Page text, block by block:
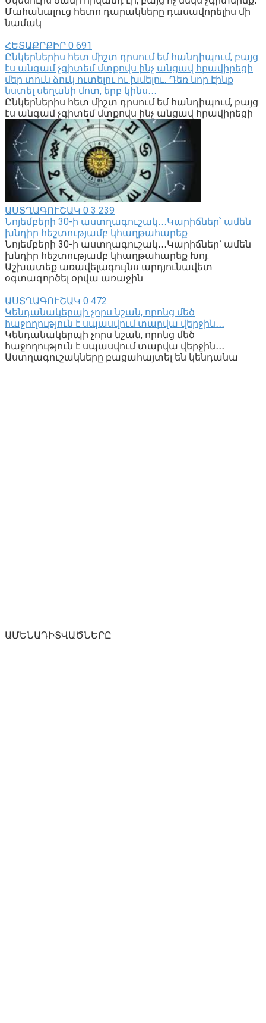
Մահանալուց հետո դարակները դասավորելիս մի
նամակ
ՀԵՏԱՔՐՔԻՐ 0 691
Ընկերներիս հետ միշտ դրսում եմ հանդիպում, բայց
էս անգամ չգիտեմ մտքովս ինչ անցավ հրավիրեցի
մեր տուն ձուկ ուտելու ու խմելու․ Դեռ նոր էինք
նստել սեղանի մոտ, երբ կինս․․․
Ընկերներիս հետ միշտ դրսում եմ հանդիպում, բայց
էս անգամ չգիտեմ մտքովս ինչ անցավ հրավիրեցի
ԱՍՏՂԱԳՈՒՇԱԿ 0 3 239
Նոյեմբերի 30-ի աստղագուշակ․․․Կարիճներ՝ ամեն
խնդիր հեշտությամբ կհաղթահարեք
Նոյեմբերի 30-ի աստղագուշակ․․․Կարիճներ՝ ամեն
խնդիր հեշտությամբ կհաղթահարեք Խոյ:
Աշխատեք առավելագույնս արդյունավետ
օգտագործել օրվա առաջին
ԱՍՏՂԱԳՈՒՇԱԿ 0 472
Կենդանակերպի չորս նշան, որոնց մեծ
հաջողություն է սպասվում տարվա վերջին․․․
Կենդանակերպի չորս նշան, որոնց մեծ
հաջողություն է սպասվում տարվա վերջին․․․
Աստղագուշակները բացահայտել են կենդանա
ԱՄԵՆԱԴԻՏՎԱԾՆԵՐԸ